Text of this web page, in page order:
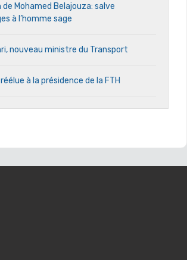
de Mohamed Belajouza: salve
à l’homme sage
nouveau ministre du Transport
à la présidence de la FTH